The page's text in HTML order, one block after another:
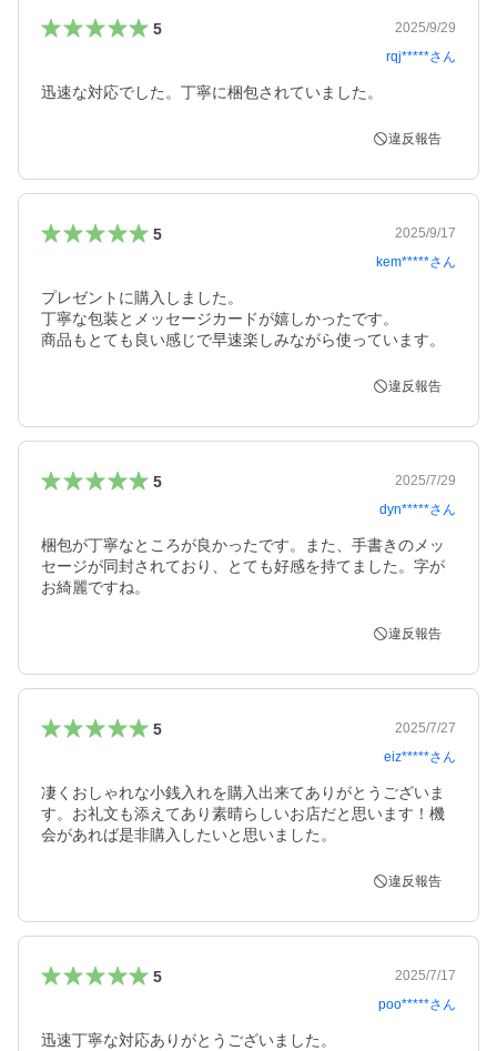
5
2025/9/29
rqj*****さん
迅速な対応でした。丁寧に梱包されていました。
違反報告
5
2025/9/17
kem*****さん
プレゼントに購入しました。
丁寧な包装とメッセージカードが嬉しかったです。
商品もとても良い感じで早速楽しみながら使っています。
違反報告
5
2025/7/29
dyn*****さん
梱包が丁寧なところが良かったです。また、手書きのメッ
セージが同封されており、とても好感を持てました。字が
お綺麗ですね。
違反報告
5
2025/7/27
eiz*****さん
凄くおしゃれな小銭入れを購入出来てありがとうございま
す。お礼文も添えてあり素晴らしいお店だと思います！機
会があれば是非購入したいと思いました。
違反報告
5
2025/7/17
poo*****さん
迅速丁寧な対応ありがとうございました。